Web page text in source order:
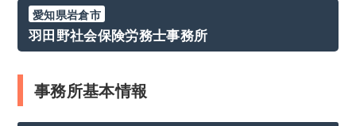
愛知県岩倉市
羽田野社会保険労務士事務所
事務所基本情報